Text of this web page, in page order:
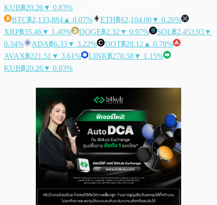
KUB฿20.26▼ 0.83%
BTC฿2,133,884 ▲ 0.07% ETH฿62,104.00▼ 0.26%
XRP฿35.46▼ 1.40% DOGE฿2.32 ▼ 0.97% SOL฿2,453.93▼
0.34%
ADA฿6.33▼ 3.22% DOT฿28.12 ▲ 0.78%
AVAX฿221.51 ▼ 3.61% LINK฿270.58▼ 1.15%
KUB฿20.26▼ 0.83%